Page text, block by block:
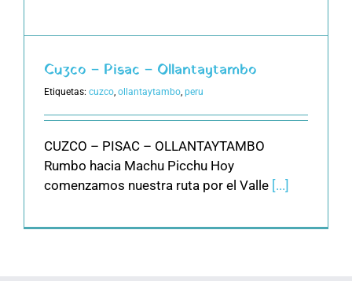
Cuzco – Pisac – Ollantaytambo
Etiquetas: cuzco, ollantaytambo, peru
CUZCO – PISAC – OLLANTAYTAMBO
Rumbo hacia Machu Picchu Hoy
comenzamos nuestra ruta por el Valle [...]